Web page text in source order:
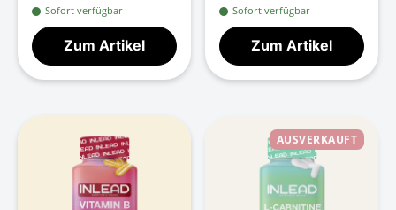
Sofort verfügbar
Zum Artikel
Sofort verfügbar
Zum Artikel
AUSVERKAUFT